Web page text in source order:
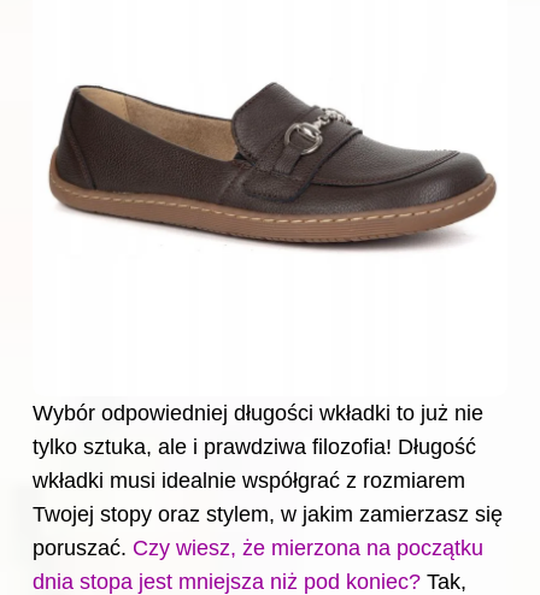
Wybór odpowiedniej długości wkładki to już nie
tylko sztuka, ale i prawdziwa filozofia! Długość
wkładki musi idealnie współgrać z rozmiarem
Twojej stopy oraz stylem, w jakim zamierzasz się
poruszać. Czy wiesz, że mierzona na początku
dnia stopa jest mniejsza niż pod koniec? Tak,